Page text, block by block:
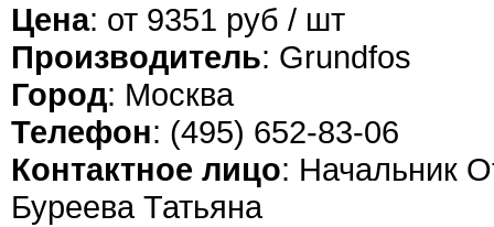
Цена: от 9351 руб / шт
Производитель: Grundfos
Город: Москва
Телефон: (495) 652-83-06
Контактное лицо: Начальник
Буреева Татьяна